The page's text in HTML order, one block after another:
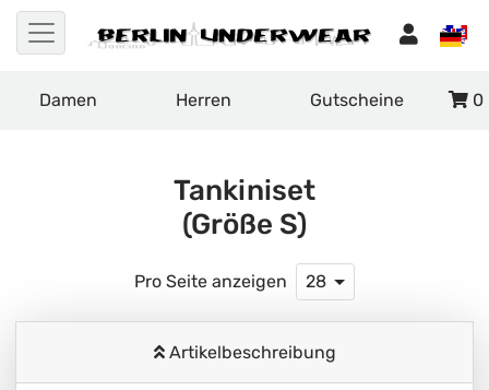
Damen Herren Gutscheine 0
Tankiniset
(Größe S)
Pro Seite anzeigen 28
Artikelbeschreibung